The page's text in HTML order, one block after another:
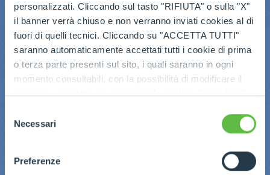
personalizzati. Cliccando sul tasto "RIFIUTA" o sulla "X"
il banner verrà chiuso e non verranno inviati cookies al di
fuori di quelli tecnici. Cliccando su "ACCETTA TUTTI"
saranno automaticamente accettati tutti i cookie di prima
o terza parte presenti sul sito, i quali saranno in ogni
momento consultabili, con la possibilità di modificare il
consenso prestato per ogni singolo cookie. Come fare?
ogni pagina, selezionare "Modifichi il suo consenso" e
dell'informativa completa nel footer presente in ogni
pagina. Per esercitare i diritti riconosciuti all'interessato ai
delNecessari
Preferenze